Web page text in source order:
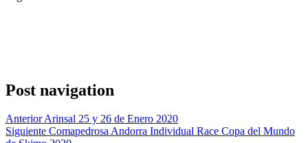
Post navigation
AnteriorArinsal 25 y 26 de Enero 2020
Siguiente Comapedrosa Andorra Individual Race Copa del Mundo